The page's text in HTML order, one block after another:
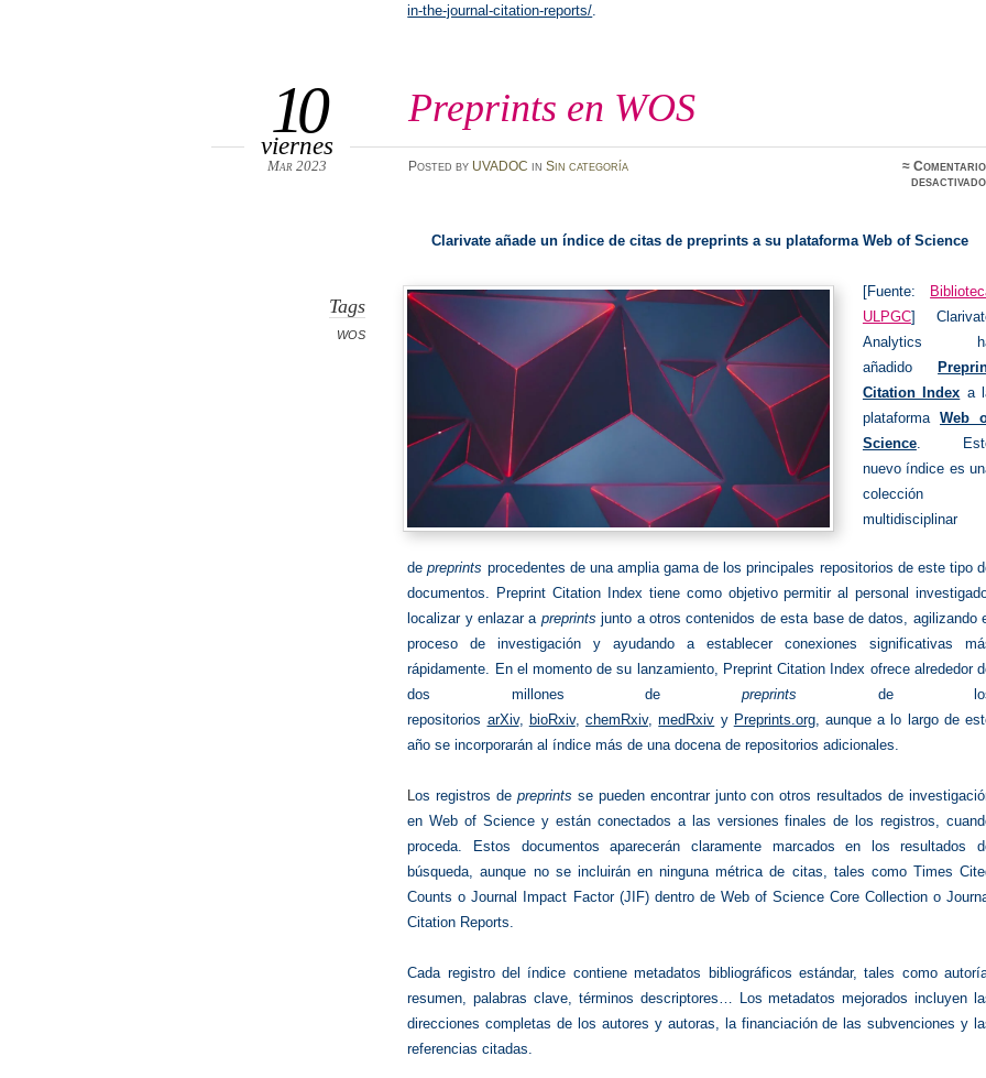
in-the-journal-citation-reports/.
Preprints en WOS
10
viernes
Mar 2023 Posted by UVADOC in Sin categoría ≈
Tags
WOS
Clarivate añade un índice de citas de preprints a su plataforma Web of Science
[Fuente:
ULPGC]
Analytics
añadido
Citation Index a
plataformaWeb
Science.
nuevo índice es
colección
multidisciplinar
depreprints procedentes de una amplia gama de los principales repositorios de este tipo
documentos. Preprint Citation Index tiene como objetivo permitir al personal
localizar y enlazar a preprints junto a otros contenidos de esta base de datos, agilizando
proceso de investigación y ayudando a establecer conexiones significativas
rápidamente. En el momento de su lanzamiento, Preprint Citation Index ofrece alrededor
dos millones de preprints de
repositorios arXiv, bioRxiv,chemRxiv,medRxiv y Preprints.org, aunque a lo largo de
año se incorporarán al índice más de una docena de repositorios adicionales.
Los registros de preprints se pueden encontrar junto con otros resultados de
en Web of Science y están conectados a las versiones finales de los registros,
proceda. Estos documentos aparecerán claramente marcados en los resultados
búsqueda, aunque no se incluirán en ninguna métrica de citas, tales como Times
Counts o Journal Impact Factor (JIF) dentro de Web of Science Core Collection o
Citation Reports.
Cada registro del índice contiene metadatos bibliográficos estándar, tales como
resumen, palabras clave, términos descriptores… Los metadatos mejorados incluyen
direcciones completas de los autores y autoras, la financiación de las subvenciones y
referencias citadas.